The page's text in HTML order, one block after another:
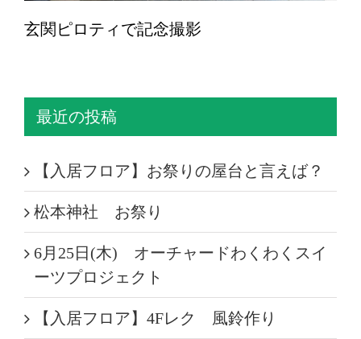
玄関ピロティで記念撮影
最近の投稿
【入居フロア】お祭りの屋台と言えば？
松本神社 お祭り
6月25日(木) オーチャードわくわくスイ
ーツプロジェクト
【入居フロア】4Fレク 風鈴作り